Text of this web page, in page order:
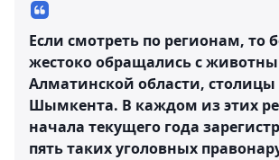
Если смотреть по регионам, то
жестоко обращались с
Алматинской области, столицы
Шымкента. В каждом из этих
начала текущего года
пять таких уголовных